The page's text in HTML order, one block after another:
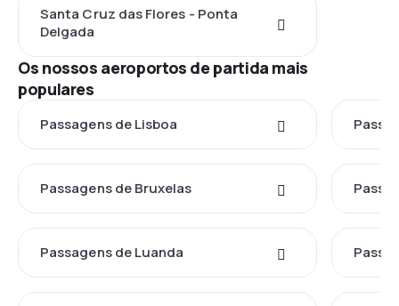
Santa Cruz das Flores - Ponta
Delgada
Os nossos aeroportos de partida mais
populares
Passagens de Lisboa
Passagens de Bruxelas
Passagens de Luanda